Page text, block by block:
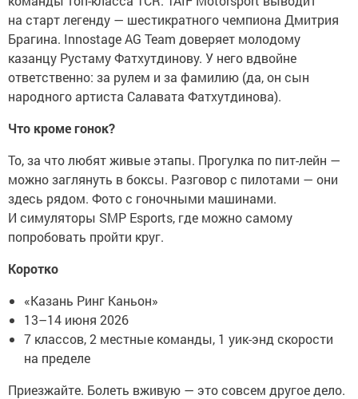
на старт легенду — шестикратного чемпиона Дмитрия
Брагина. Innostage AG Team доверяет молодому
казанцу Рустаму Фатхутдинову. У него вдвойне
ответственно: за рулем и за фамилию (да, он сын
народного артиста Салавата Фатхутдинова).
Что кроме гонок?
То, за что любят живые этапы. Прогулка по пит-лейн —
можно заглянуть в боксы. Разговор с пилотами — они
здесь рядом. Фото с гоночными машинами.
И симуляторы SMP Esports, где можно самому
попробовать пройти круг.
Коротко
«Казань Ринг Каньон»
13–14 июня 2026
7 классов, 2 местные команды, 1 уик-энд скорости
на пределе
Приезжайте. Болеть вживую — это совсем другое дело.